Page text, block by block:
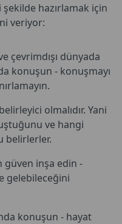
şekilde hazırlamak için
veriyor:
çevrimdışı dünyada
konuşun - konuşmayı
olmalıdır. Yani
ve hangi
belirlerler.
güven inşa edin -
gelebileceğini
konuşun - hayat